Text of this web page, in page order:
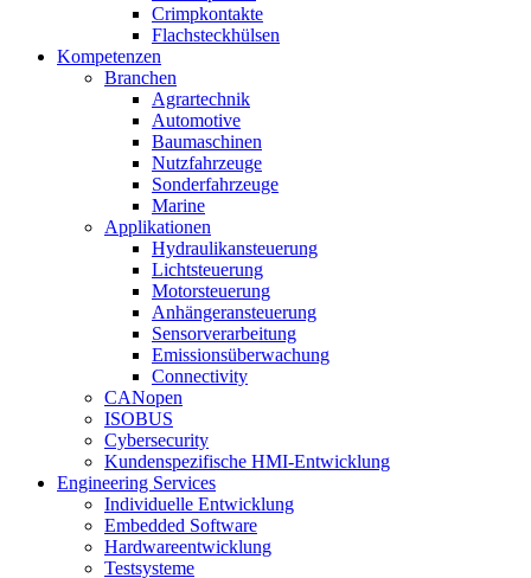
Crimpkontakte
Flachsteckhülsen
Kompetenzen
Branchen
Agrartechnik
Automotive
Baumaschinen
Nutzfahrzeuge
Sonderfahrzeuge
Marine
Applikationen
Hydraulikansteuerung
Lichtsteuerung
Motorsteuerung
Anhängeransteuerung
Sensorverarbeitung
Emissionsüberwachung
Connectivity
CANopen
ISOBUS
Cybersecurity
Kundenspezifische HMI-Entwicklung
Engineering Services
Individuelle Entwicklung
Embedded Software
Hardwareentwicklung
Testsysteme